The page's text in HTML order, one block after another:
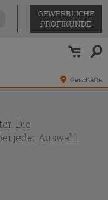
GEWERBLICHE
PROFIKUNDE
Geschäfte
Die
jeder Auswahl